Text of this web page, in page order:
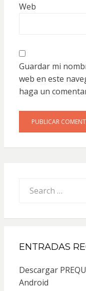
Web
Guardar mi
web en este
haga un
for:
ENTRADAS
Descargar
Android